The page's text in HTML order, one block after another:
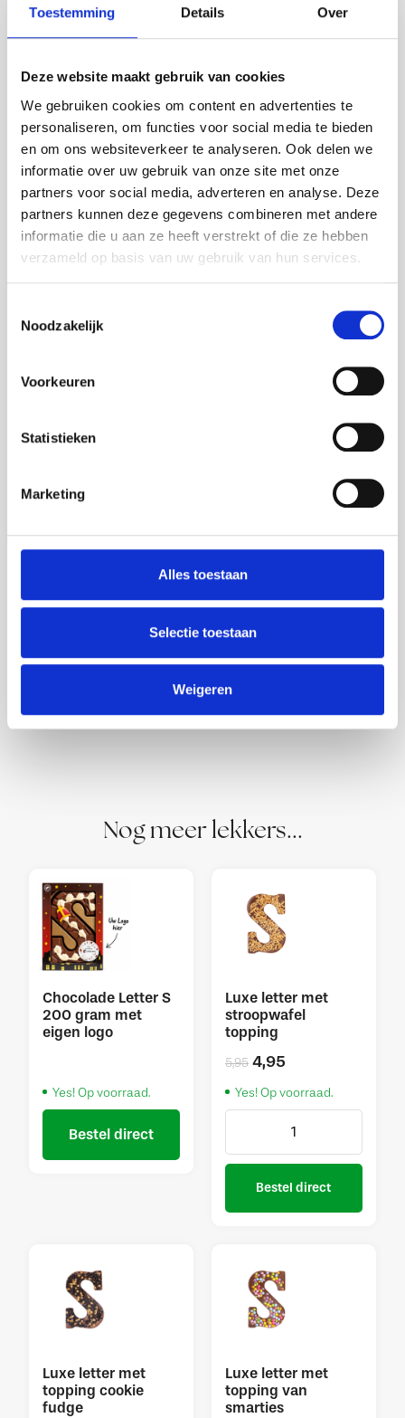
Toestemming Details Over
Deze website maakt gebruik van cookies
We gebruiken cookies om content en advertenties te
personaliseren, om functies voor social media te bieden
en om ons websiteverkeer te analyseren. Ook delen we
informatie over uw gebruik van onze site met onze
partners voor social media, adverteren en analyse. Deze
partners kunnen deze gegevens combineren met andere
informatie die u aan ze heeft verstrekt of die ze hebben
verzameld op basis van uw gebruik van hun services.
Noodzakelijk
Voorkeuren
Statistieken
Marketing
Alles toestaan
Selectie toestaan
Weigeren
20 x 14 x 3 cm.
boodschap.
Is deze chocoladeletter geschikt voor zakelijke
bestellingen?
Zeker! Vraag vrijblijvend een offerte aan bij grotere
aantallen of meerdere adressen.
Ingrediënten
Suiker, cacaoboter, volle MELKpoeder, cacaomassa,
weipoeder (MELK), natuurlijk vanillearoma,
bevatten. Melkchocolade bevat ten minste 33%
cacaobestanddelen. Witte chocolade bevat ten
Gewicht
Heeft u een vraag?
Wij hebben een overzicht samengesteld
Nog meer lekkers...
Chocolade Letter S
200 gram met
eigen logo
Yes! Op voorraad.
Bestel direct
Luxe letter met
stroopwafel
topping
5,95 4,95
Yes! Op voorraad.
Bestel direct
Luxe letter met
topping cookie
fudge
Luxe letter met
topping van
smarties